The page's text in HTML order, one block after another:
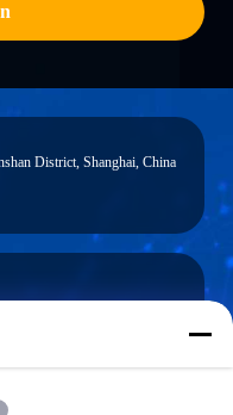
District, Shanghai, China